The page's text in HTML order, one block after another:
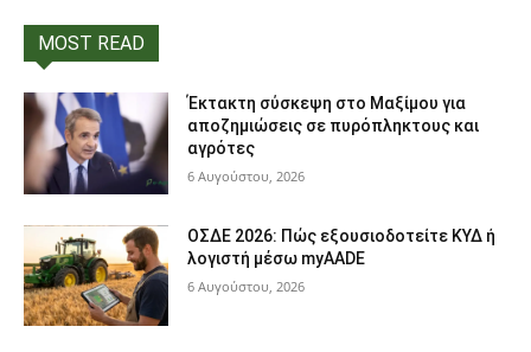
MOST READ
Έκτακτη σύσκεψη στο Μαξίμου για
αποζημιώσεις σε πυρόπληκτους και
αγρότες
6 Αυγούστου, 2026
ΟΣΔΕ 2026: Πώς εξουσιοδοτείτε ΚΥΔ ή
λογιστή μέσω myAADE
6 Αυγούστου, 2026